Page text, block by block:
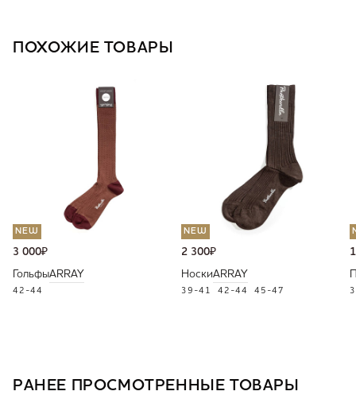
ПОХОЖИЕ ТОВАРЫ
NEW
3 000₽
ГольфыARRAY
42-44
NEW
2 300₽
НоскиARRAY
39-41 42-44 45-47
РАНЕЕ ПРОСМОТРЕННЫЕ ТОВАРЫ